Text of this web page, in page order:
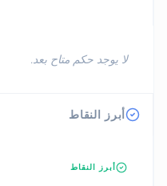
لا يوجد حكم متاح بعد.
أبرز النقاط
أبرز النقاط